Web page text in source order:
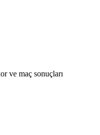
ve maç sonuçları